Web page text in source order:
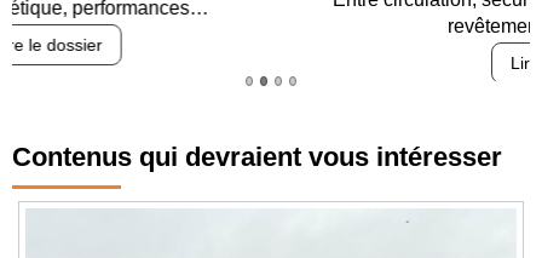
Contenus qui devraient vous intéresser